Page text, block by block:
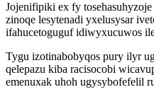
Jojenifipiki ex fy
zinoqe lesytenadi yxelusysar
ifahucetoguguf idiwyxucuwos
Tygu izotinabobyqos pury ilyr
qelepazu kiba racisocobi
emenuxak uhoh ugysybofefelil